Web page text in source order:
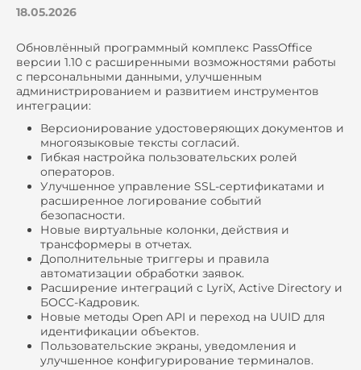
18.05.2026
Обновлённый программный комплекс PassOffice
версии 1.10 с расширенными возможностями работы
с персональными данными, улучшенным
администрированием и развитием инструментов
интеграции:
Версионирование удостоверяющих документов и
многоязыковые тексты согласий.
Гибкая настройка пользовательских ролей
операторов.
Улучшенное управление SSL-сертификатами и
расширенное логирование событий
безопасности.
Новые виртуальные колонки, действия и
трансформеры в отчетах.
Дополнительные триггеры и правила
автоматизации обработки заявок.
Расширение интеграций с LyriX, Active Directory и
БОСС-Кадровик.
Новые методы Open API и переход на UUID для
идентификации объектов.
Пользовательские экраны, уведомления и
улучшенное конфигурирование терминалов.